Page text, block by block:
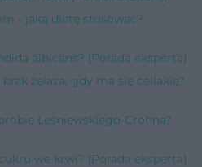
- jaką dietę stosować?
albicans? [Porada eksperta]
brak żelaza, gdy ma się celiakię?
Leśniewskiego-Crohna?
we krwi? [Porada eksperta]